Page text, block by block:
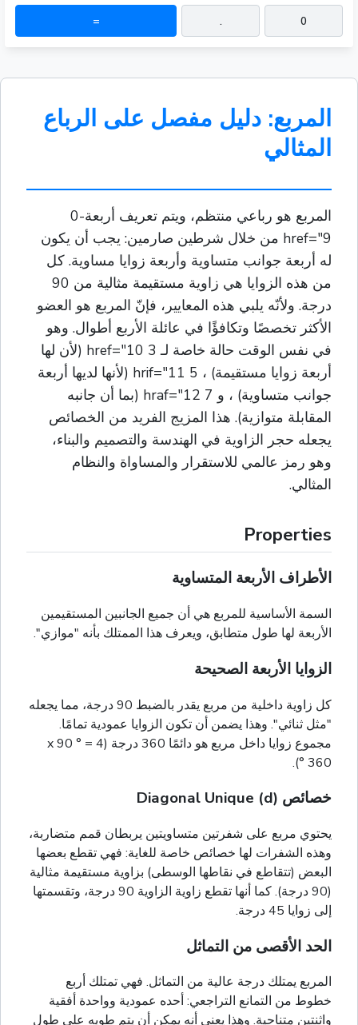
0
.
=
المربع: دليل مفصل على الرباع
المثالي
المربع هو رباعي منتظم، ويتم تعريف أربعة-0
href="9 من خلال شرطين صارمين: يجب أن يكون
له أربعة جوانب متساوية وأربعة زوايا مساوية. كل
من هذه الزوايا هي زاوية مستقيمة مثالية من 90
درجة. ولأنّه يلبي هذه المعايير، فإنّ المربع هو العضو
الأكثر تخصصًا وتكافؤًا في عائلة الأربع أطوال. وهو
في نفس الوقت حالة خاصة لـ 3 href="10 (لأن لها
أربعة زوايا مستقيمة) ، 5 hrif="11 (لأنها لديها أربعة
جوانب متساوية) ، و 7 hraf="12 (بما أن جانبه
المقابلة متوازية). هذا المزيج الفريد من الخصائص
يجعله حجر الزاوية في الهندسة والتصميم والبناء،
وهو رمز عالمي للاستقرار والمساواة والنظام
المثالي.
Properties
الأطراف الأربعة المتساوية
السمة الأساسية للمربع هي أن جميع الجانبين المستقيمين
الأربعة لها طول متطابق، ويعرف هذا الممتلك بأنه "موازي".
الزوايا الأربعة الصحيحة
كل زاوية داخلية من مربع يقدر بالضبط 90 درجة، مما يجعله
"مثل ثنائي". وهذا يضمن أن تكون الزوايا عمودية تمامًا.
مجموع زوايا داخل مربع هو دائمًا 360 درجة (4 x 90 ° =
360 °).
خصائص Diagonal Unique (d)
يحتوي مربع على شفرتين متساويتين يربطان قمم متضاربة،
وهذه الشفرات لها خصائص خاصة للغاية: فهي تقطع بعضها
البعض (تتقاطع في نقاطها الوسطى) بزاوية مستقيمة مثالية
(90 درجة). كما أنها تقطع زاوية الزاوية 90 درجة، وتقسمتها
إلى زوايا 45 درجة.
الحد الأقصى من التماثل
المربع يمتلك درجة عالية من التماثل. فهي تمتلك أربع
خطوط من التمانع التراجعي: أحده عمودية وواحدة أفقية
واثنتين متناحية. وهذا يعني أنه يمكن أن يتم طويه على طول